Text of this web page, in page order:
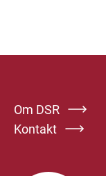
Om DSR
Kontakt